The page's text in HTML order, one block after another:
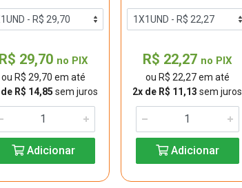
29,70 no PIX
ou R$ 29,70 em até
R$ 14,85 sem juros
Adicionar
R$ 22,27 no PIX
ou R$ 22,27 em até
2x de R$ 11,13 sem juros
Adicionar